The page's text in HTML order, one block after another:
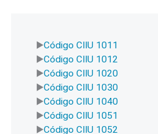
Código CIIU 1011
Código CIIU 1012
Código CIIU 1020
Código CIIU 1030
Código CIIU 1040
Código CIIU 1051
Código CIIU 1052